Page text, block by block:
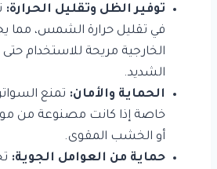
توفير الظل وتقليل الحرارة:
في تقليل حرارة الشمس، مما
الخارجية مريحة للاستخدام
الشديد.
الحماية والأمان: تمنع
خاصة إذا كانت مصنوعة من
أو الخشب المقوى.
حماية من العوامل الجوية: